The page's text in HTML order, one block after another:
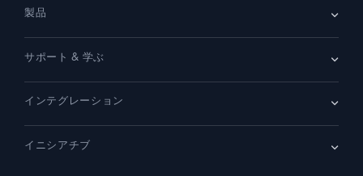
ニュースルーム
お問い合わせ
顧客事例
デモ
製品
SIEM
セキュリティ用ログ
監視とトラブルシューティング
比較
サポート & 学ぶ
コミュニティ
サポート
プラットフォームステータス
インテグレーション
Amazon S3 監査
イニシアチブ